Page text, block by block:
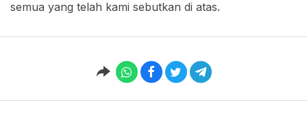
semua yang telah kami sebutkan di atas.